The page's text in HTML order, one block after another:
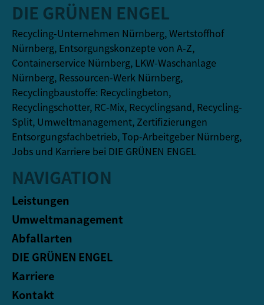
DIE GRÜNEN ENGEL
Recycling-Unternehmen Nürnberg, Wertstoffhof
Nürnberg, Entsorgungskonzepte von A-Z,
Containerservice Nürnberg, LKW-Waschanlage
Nürnberg, Ressourcen-Werk Nürnberg,
Recyclingbaustoffe: Recyclingbeton,
Recyclingschotter, RC-Mix, Recyclingsand, Recycling-
Split, Umweltmanagement, Zertifizierungen
Entsorgungsfachbetrieb, Top-Arbeitgeber Nürnberg,
Jobs und Karriere bei DIE GRÜNEN ENGEL
NAVIGATION
Leistungen
Umweltmanagement
Abfallarten
DIE GRÜNEN ENGEL
Karriere
Kontakt